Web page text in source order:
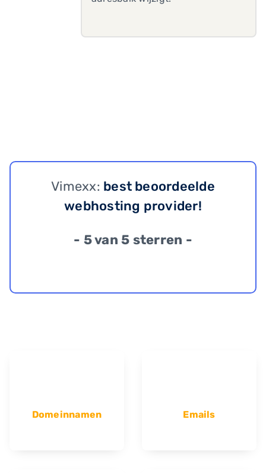
Vimexx: best beoordeelde
webhosting provider!
- 5 van 5 sterren -
Domeinnamen Emails